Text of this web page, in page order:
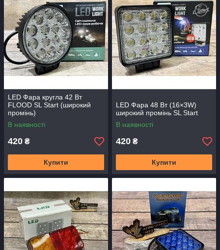
LED Фара кругла 42 Вт
FLOOD SL Start (широкий
промінь)
В наявності
420 ₴
Купити
LED Фара 48 Вт (16×3W)
широкий промінь SL Start
В наявності
420 ₴
Купити